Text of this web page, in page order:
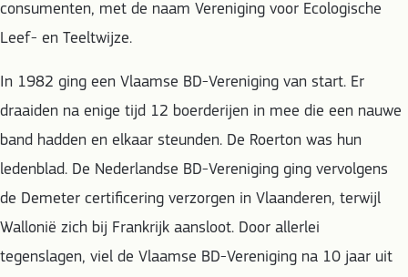
consumenten, met de naam Vereniging voor Ecologische
Leef- en Teeltwijze.
In 1982 ging een Vlaamse BD-Vereniging van start. Er
draaiden na enige tijd 12 boerderijen in mee die een nauwe
band hadden en elkaar steunden. De Roerton was hun
ledenblad. De Nederlandse BD-Vereniging ging vervolgens
de Demeter certificering verzorgen in Vlaanderen, terwijl
Wallonië zich bij Frankrijk aansloot. Door allerlei
tegenslagen, viel de Vlaamse BD-Vereniging na 10 jaar uit